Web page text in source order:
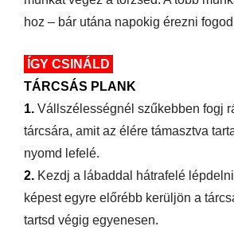
hoz – bár utána napokig érezni
ÍGY CSINÁLD
TÁRCSÁS PLANK
1. Vállszélességnél szűkebben fogj
tárcsára, amit az élére támasztva
nyomd lefelé.
2. Kezdj a lábaddal hátrafelé
képest egyre előrébb kerüljön a
tartsd végig egyenesen.